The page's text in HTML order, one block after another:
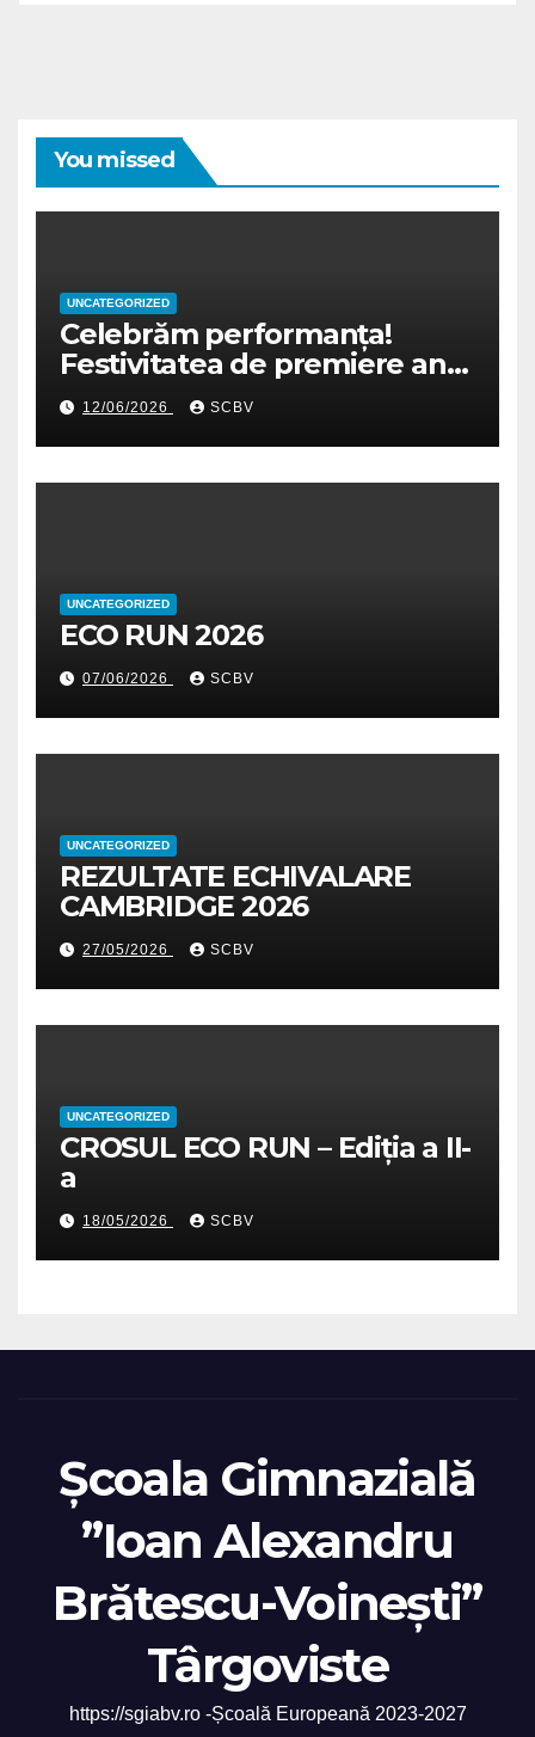
You missed
UNCATEGORIZED
Celebrăm performanța!
Festivitatea de premiere an
școlar 2025-2026
12/06/2026 SCBV
UNCATEGORIZED
ECO RUN 2026
07/06/2026 SCBV
UNCATEGORIZED
REZULTATE ECHIVALARE
CAMBRIDGE 2026
27/05/2026 SCBV
UNCATEGORIZED
CROSUL ECO RUN – Ediția a II-
a
18/05/2026 SCBV
Școala Gimnazială
”Ioan Alexandru
Brătescu-Voinești”
Târgoviste
https://sgiabv.ro -Școală Europeană 2023-2027